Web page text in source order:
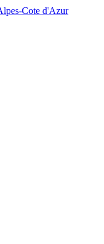
Cote d'Azur